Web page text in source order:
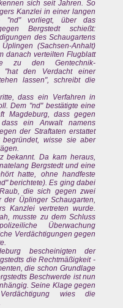
sich seit Jahren. So
Kanzlei in einer langen
"nd" vorliegt, über das
Bergstedt schießt:
des Schaugartens
(Sachsen-Anhalt)
danach verteilten Flugblatt
zu den Gentechnik-
"hat den Verdacht einer
lassen", schreibt die
dass ein Verfahren in
Dem "nd" bestätigte eine
Magdeburg, dass gegen
ein Anwalt namens
der Straftaten erstattet
wisse sie aber
bekannt. Da kam heraus,
Bergstedt und eine
hatte, ohne handfeste
berichtete). Es ging dabei
die sich gegen zwei
der Üplinger Schaugarten,
Kanzlei vertreten wurde.
musste zu dem Schluss
Überwachung
Verdächtigungen gegen
bescheinigten der
die Rechtmäßigkeit -
die schon Grundlage
Beschwerde ist nun
Seine Klage gegen
wies die